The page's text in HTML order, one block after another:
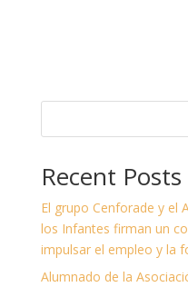
Recent Posts
El grupo Cenforade y el
los Infantes firman un
impulsar el empleo y la
Alumnado de la